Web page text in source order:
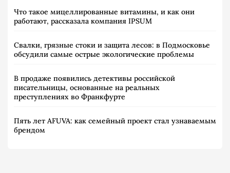
Что такое мицеллированные витамины, и как они
работают, рассказала компания IPSUM
Свалки, грязные стоки и защита лесов: в Подмосковье
обсудили самые острые экологические проблемы
В продаже появились детективы российской
писательницы, основанные на реальных
преступлениях во Франкфурте
Пять лет AFUVA: как семейный проект стал узнаваемым
брендом